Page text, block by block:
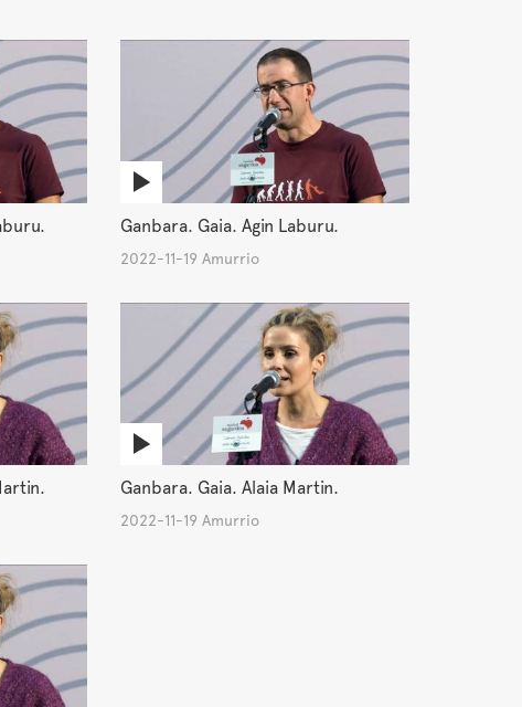
Ganbara. Gaia. Agin Laburu.
2022-11-19 Amurrio
Ganbara. Gaia. Alaia Martin.
2022-11-19 Amurrio